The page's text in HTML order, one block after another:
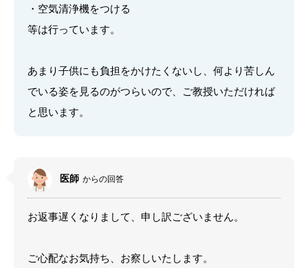
・空気清浄機をつける
等は行っています。
あまり子供にも負担をかけたくないし、何より苦しん
でいる姿を見るのがつらいので、ご教授いただければ
と思います。
医師 からの回答
お返事遅くなりまして、申し訳ございません。
ご心配なお気持ち、お察しいたします。